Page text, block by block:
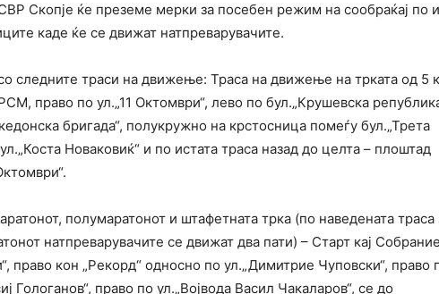
Скопје ќе преземе мерки за посебен режим на сообраќај по
каде ќе се движат натпреварувачите.
следните траси на движење: Траса на движење на трката од 5
право по ул.„11 Октомври“, лево по бул.„Крушевска
бригада“, полукружно на крстосница помеѓу бул.„Трета
Новаковиќ“ и по истата траса назад до целта – плоштад
полумаратонот и штафетната трка (по наведената траса
натпреварувачите се движат два пати) – Старт кај
право кон „Рекорд“ односно по ул.„Димитрие Чуповски“, право
Гологанов“, право по ул.„Војвода Васил Чакаларов“, се до